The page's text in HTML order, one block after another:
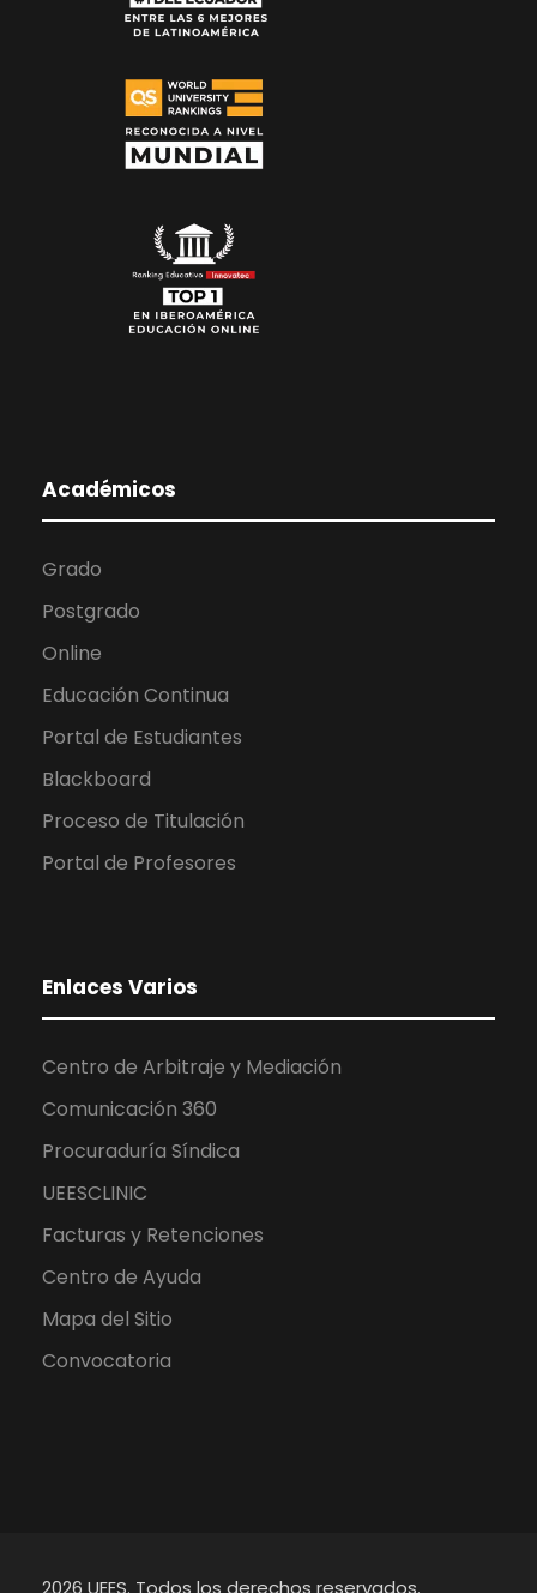
Académicos
Grado
Postgrado
Online
Educación Continua
Portal de Estudiantes
Blackboard
Proceso de Titulación
Portal de Profesores
Enlaces Varios
Centro de Arbitraje y Mediación
Comunicación 360
Procuraduría Síndica
UEESCLINIC
Facturas y Retenciones
Centro de Ayuda
Mapa del Sitio
Convocatoria
2026 UEES. Todos los derechos reservados.